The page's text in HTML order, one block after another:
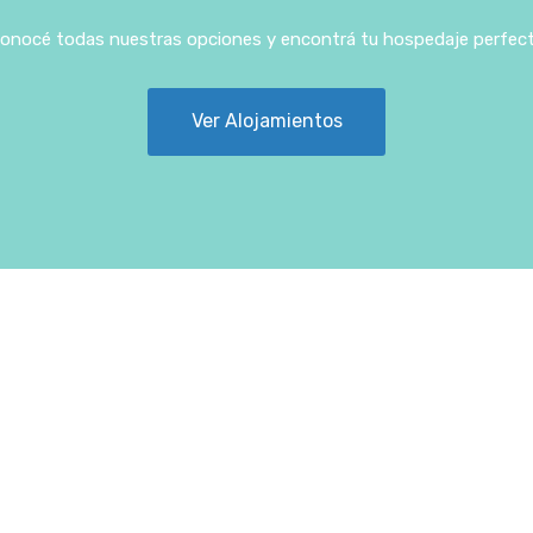
todas nuestras opciones y encontrá tu hospedaje
Ver Alojamientos